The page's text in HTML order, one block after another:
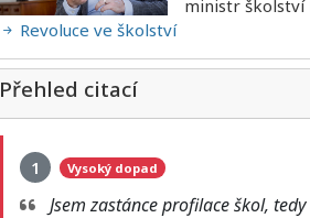
ministr školství
Revoluce ve školství
Přehled citací
1 Vysoký dopad
Jsem zastánce profilace škol,